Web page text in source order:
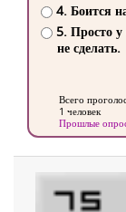
4. Боится
5. Просто у
не сделать.
Всего
1 человек
Прошлые